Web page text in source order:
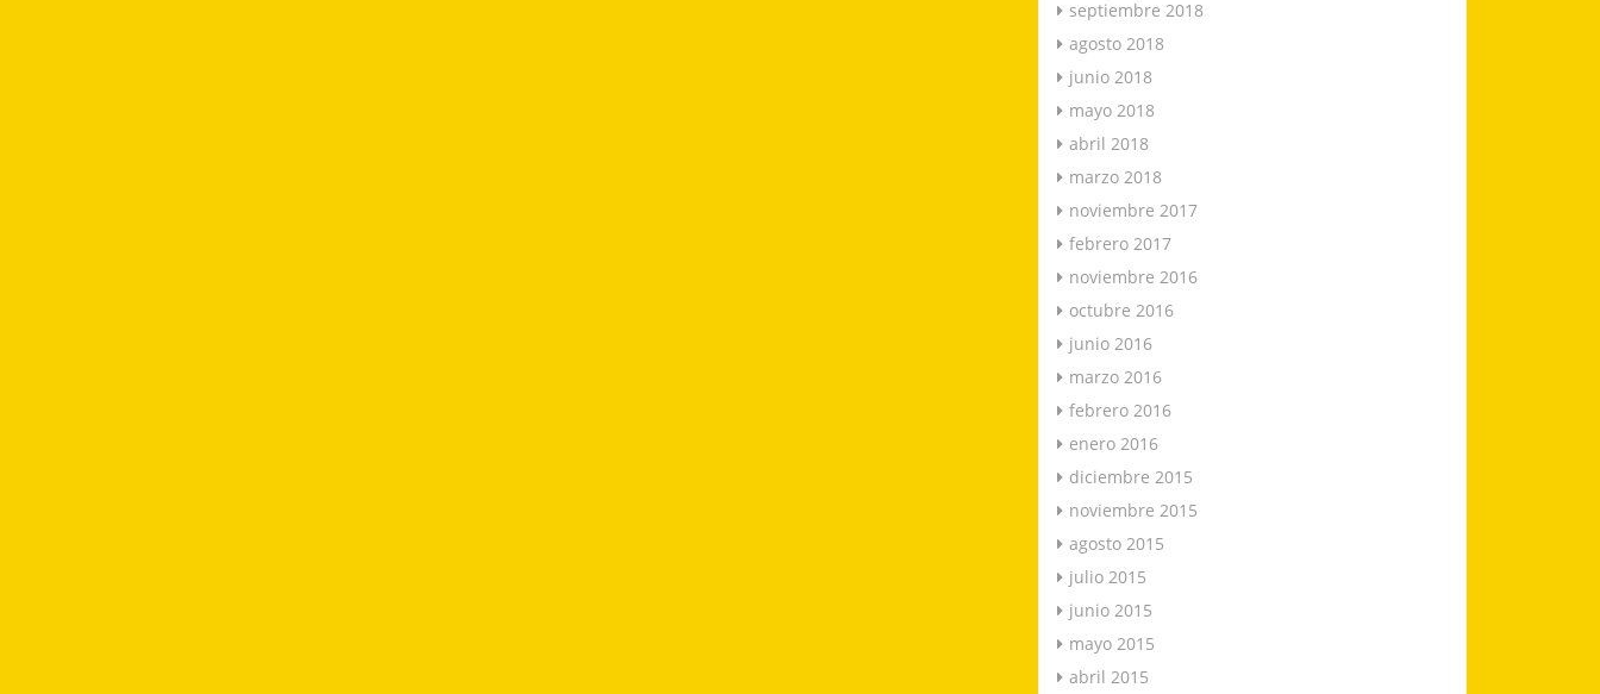
septiembre 2018
agosto 2018
junio 2018
mayo 2018
abril 2018
marzo 2018
noviembre 2017
febrero 2017
noviembre 2016
octubre 2016
junio 2016
marzo 2016
febrero 2016
enero 2016
diciembre 2015
noviembre 2015
agosto 2015
julio 2015
junio 2015
mayo 2015
abril 2015